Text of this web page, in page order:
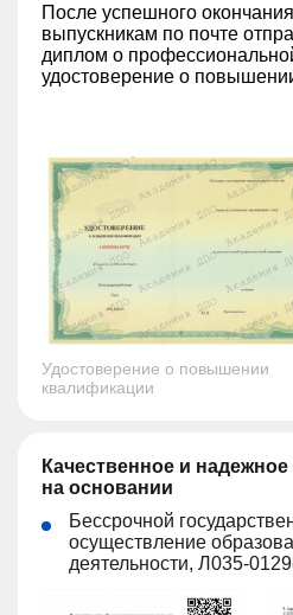
После успешного
выпускникам по почте
диплом о
удостоверение о
Удостоверение о повышении
квалификации
Качественное и
на основании
Бессрочной
осуществление
деятельности, Л035-